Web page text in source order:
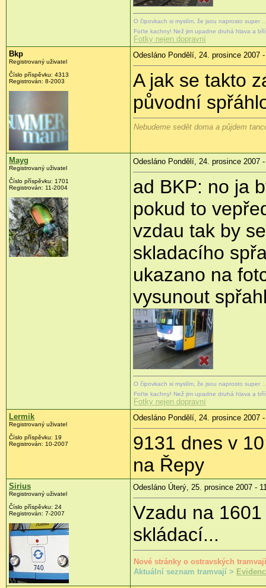
O čipovkach si myslím, že jsou naprosto super
Foťte kachny! Než jim upadne druhá hlava a
Fotky nejen dopravní
Bkp
Registrovaný uživatel
Číslo příspěvku: 4313
Registrován: 8-2003
Odesláno Pondělí, 24. prosince 2007 -
A jak se takto
původní
Nebudeme sedět doma a půjdem
Mayg
Registrovaný uživatel
Číslo příspěvku: 1701
Registrován: 11-2004
Odesláno Pondělí, 24. prosince 2007
ad BKP: no ja
pokud to
vzdau tak by
skladacího
ukazano na
vysunout
O čipovkach si myslím, že jsou naprosto super
Foťte kachny! Než jim upadne druhá hlava a
Fotky nejen dopravní
Lermik
Registrovaný uživatel
Číslo příspěvku: 19
Registrován: 10-2007
Odesláno Pondělí, 24. prosince 2007
9131 dnes v
na Řepy
Sirius
Registrovaný uživatel
Číslo příspěvku: 24
Registrován: 7-2007
Odesláno Úterý, 25. prosince 2007 -
Vzadu na
skládací...
Nové stránky o ostravských
Aktuální seznam tramvají >